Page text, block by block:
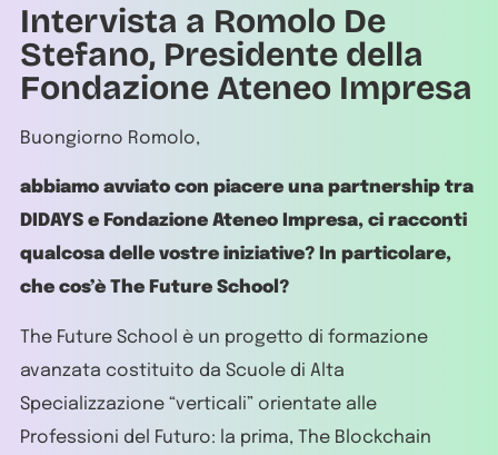
Intervista a Romolo De
Stefano, Presidente della
Fondazione Ateneo Impresa
Buongiorno Romolo,
abbiamo avviato con piacere una partnership tra
DIDAYS e Fondazione Ateneo Impresa, ci racconti
qualcosa delle vostre iniziative? In particolare,
che cos’è The Future School?
The Future School è un progetto di formazione
avanzata costituito da Scuole di Alta
Specializzazione “verticali” orientate alle
Professioni del Futuro: la prima, The Blockchain